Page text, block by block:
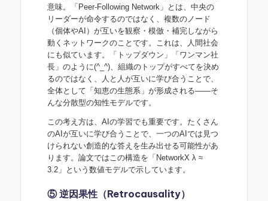
意味。「Peer-Following Network」とは、中央の
リーダーが命令するのではなく、複数のノード
（個体やAI）が互いを観察・模倣・補完しながら
動くネットワークのことです。これは、人間社会
にも似ています。「トップダウン」「ワンマン社
長」のように(^_^)、組織のトップがすべてを決め
るのではなく、人と人が互いに学び合うことで、
全体として「知恵の生態系」が形成される――そ
んな分散型の知性モデルです。
この考え方は、AIの学習でも重要です。たくさん
のAIが互いに学び合うことで、一つのAIでは見つ
けられない創造的な答えを生み出せる可能性があ
ります。論文ではこの構造を「NetworkX λ ≈
3.2」という数値モデルで示しています。
⑤ 逆因果性（Retrocausality）